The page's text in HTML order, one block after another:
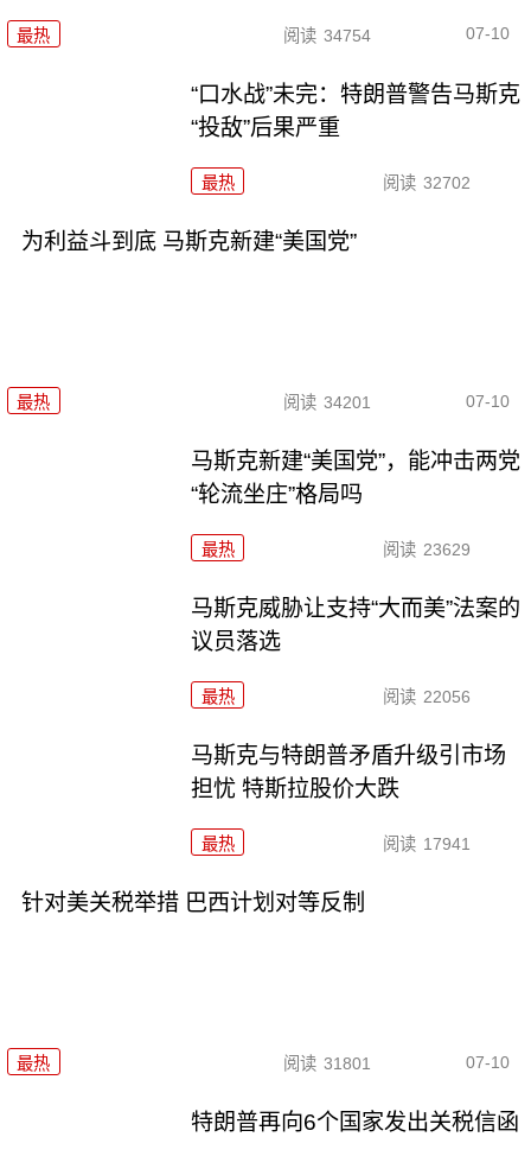
最热 阅读 34754 07-10
“口水战”未完：特朗普警告马斯克
“投敌”后果严重
最热 阅读 32702
为利益斗到底 马斯克新建“美国党”
最热 阅读 34201 07-10
马斯克新建“美国党”，能冲击两党
“轮流坐庄”格局吗
最热 阅读 23629
马斯克威胁让支持“大而美”法案的
议员落选
最热 阅读 22056
马斯克与特朗普矛盾升级引市场
担忧 特斯拉股价大跌
最热 阅读 17941
针对美关税举措 巴西计划对等反制
最热 阅读 31801 07-10
特朗普再向6个国家发出关税信函